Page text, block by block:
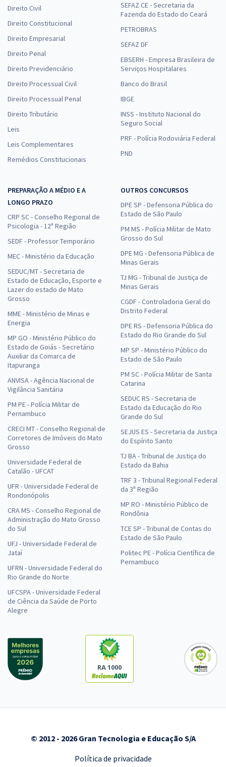
Direito Civil
Direito Constitucional
Direito Empresarial
Direito Penal
Direito Previdenciário
Direito Processual Civil
Direito Processual Penal
Direito Tributário
Leis
Leis Complementares
Remédios Constitucionais
SEFAZ CE - Secretaria da
Fazenda do Estado do Ceará
PETROBRAS
SEFAZ DF
EBSERH - Empresa Brasileira de
Serviços Hospitalares
Banco do Brasil
IBGE
INSS - Instituto Nacional do
Seguro Social
PRF - Polícia Rodoviária Federal
PND
PREPARAÇÃO A MÉDIO E A
LONGO PRAZO
CRP SC - Conselho Regional de
Psicologia - 12ª Região
SEDF - Professor Temporário
MEC - Ministério da Educação
SEDUC/MT - Secretaria de
Estado de Educação, Esporte e
Lazer do estado de Mato
Grosso
MME - Ministério de Minas e
Energia
MP GO - Ministério Público do
Estado de Goiás - Secretário
Auxiliar da Comarca de
Itapuranga
ANVISA - Agência Nacional de
Vigilância Sanitária
PM PE - Polícia Militar de
Pernambuco
CRECI MT - Conselho Regional de
Corretores de Imóveis do Mato
Grosso
Universidade Federal de
Catalão - UFCAT
UFR - Universidade Federal de
Rondonópolis
CRA MS - Conselho Regional de
Administração do Mato Grosso
do Sul
UFJ - Universidade Federal de
Jataí
UFRN - Universidade Federal do
Rio Grande do Norte
UFCSPA - Universidade Federal
de Ciência da Saúde de Porto
Alegre
OUTROS CONCURSOS
DPE SP - Defensoria Pública do
Estado de São Paulo
PM MS - Polícia Militar de Mato
Grosso do Sul
DPE MG - Defensoria Pública de
Minas Gerais
TJ MG - Tribunal de Justiça de
Minas Gerais
CGDF - Controladoria Geral do
Distrito Federal
DPE RS - Defensoria Pública do
Estado do Rio Grande do Sul
MP SP - Ministério Público do
Estado de São Paulo
PM SC - Polícia Militar de Santa
Catarina
SEDUC RS - Secretaria de
Estado da Educação do Rio
Grande do Sul
SEJUS ES - Secretaria da Justiça
do Espírito Santo
TJ BA - Tribunal de Justiça do
Estado da Bahia
TRF 3 - Tribunal Regional Federal
da 3ª Região
MP RO - Ministério Público de
Rondônia
TCE SP - Tribunal de Contas do
Estado de São Paulo
Politec PE - Polícia Científica de
Pernambuco
RA 1000
© 2012 - 2026 Gran Tecnologia e Educação S/A
Política de privacidade